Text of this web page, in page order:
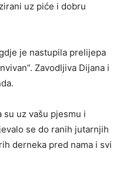
uz piće i dobru
je nastupila prelijepa
Zavodljiva Dijana i
uz vašu pjesmu i
se do ranih jutarnjih
derneka pred nama i svi